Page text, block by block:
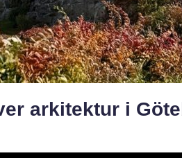
arkitektur i